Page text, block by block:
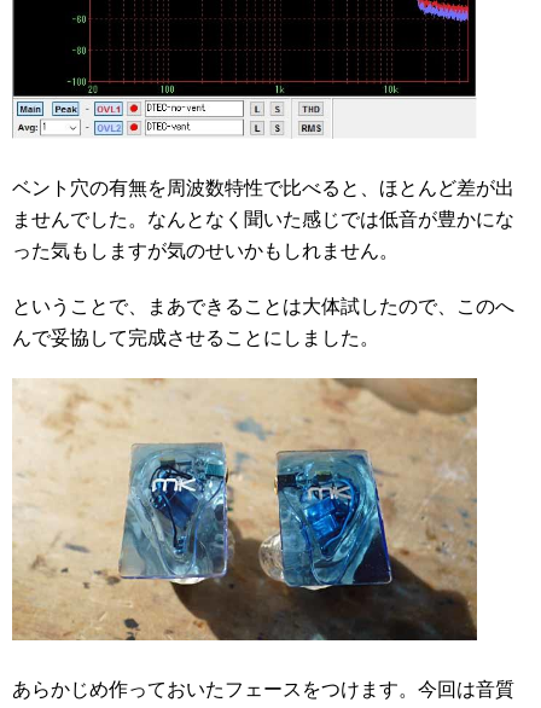
ベント穴の有無を周波数特性で比べると、ほとんど差が出
ませんでした。なんとなく聞いた感じでは低音が豊かにな
った気もしますが気のせいかもしれません。
ということで、まあできることは大体試したので、このへ
んで妥協して完成させることにしました。
あらかじめ作っておいたフェースをつけます。今回は音質